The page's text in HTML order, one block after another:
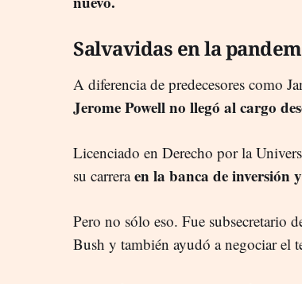
Salvavidas en la
A diferencia de predecesores como
Jerome Powell no llegó al cargo
Licenciado en Derecho por la
su carreraen la banca de inversión
Pero no sólo eso. Fue subsecretario
Bush y también ayudó a negociar el